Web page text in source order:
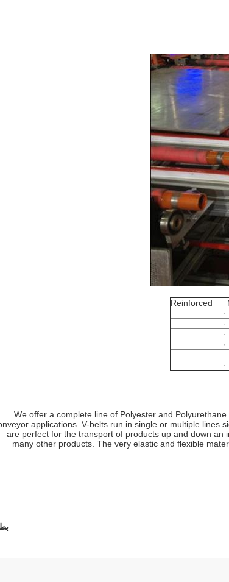
Reinforced
·
·
·
·
·
We offer a complete line of Polyester and
applications. V-belts run in single or multiple lines
are perfect for the transport of products up and down an
many other products. The very elastic and flexible